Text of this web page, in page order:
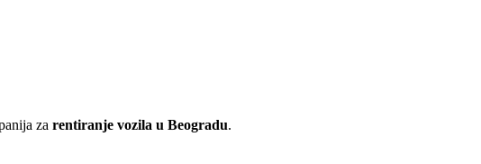
za rentiranje vozila u Beogradu.